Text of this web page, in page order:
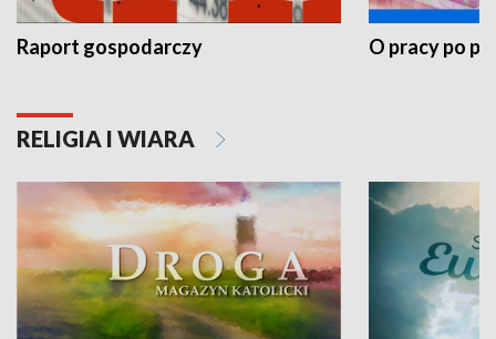
Raport gospodarczy O pracy po
RELIGIA I WIARA